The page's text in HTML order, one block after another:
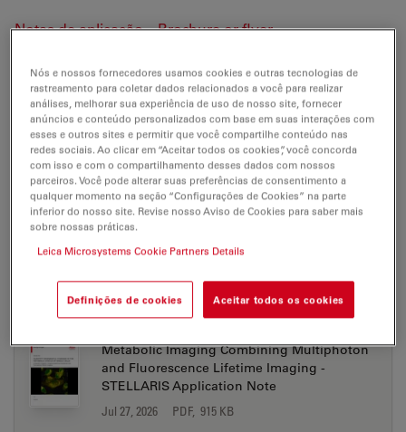
Notas de aplicação Brochure or flyer
DIVE
NOTAS DE APLICAÇÃO
Confocal Applications with the White Light
Laser (WLL) - STELLARIS Application Note
Jul 27, 2026 PDF, 3 MB
DOWNLOAD
Metabolic Imaging Combining Multiphoton
and Fluorescence Lifetime Imaging -
STELLARIS Application Note
Jul 27, 2026 PDF, 915 KB
Nós e nossos fornecedores usamos cookies e outras tecnologias de
rastreamento para coletar dados relacionados a você para realizar
análises, melhorar sua experiência de uso de nosso site, fornecer
anúncios e conteúdo personalizados com base em suas interações com
esses e outros sites e permitir que você compartilhe conteúdo nas
redes sociais. Ao clicar em “Aceitar todos os cookies”, você concorda
com isso e com o compartilhamento desses dados com nossos
parceiros. Você pode alterar suas preferências de consentimento a
qualquer momento na seção “Configurações de Cookies” na parte
inferior do nosso site. Revise nosso Aviso de Cookies para saber mais
sobre nossas práticas.
Leica Microsystems Cookie Partners Details
Definições de cookies Aceitar todos os cookies